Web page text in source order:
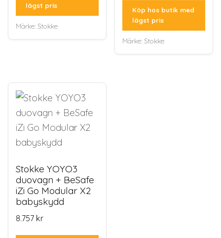
lägst pris
Märke: Stokke
Köp hos butik med
lägst pris
Märke:Stokke
Stokke YOYO3
duovagn + BeSafe
iZi Go Modular X2
babyskydd
8.757 kr